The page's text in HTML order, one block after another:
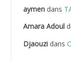
ABDELLI
ABDELLI
aymendans
Amara Adoul
Djaouzidans